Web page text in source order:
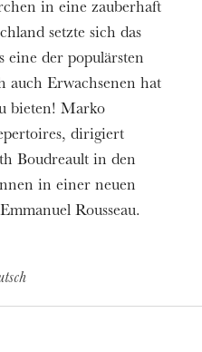
in eine zauberhaft
setzte sich das
eine der populärsten
Erwachsenen hat
bieten! Marko
dirigiert
Boudreault in den
in einer neuen
Rousseau.